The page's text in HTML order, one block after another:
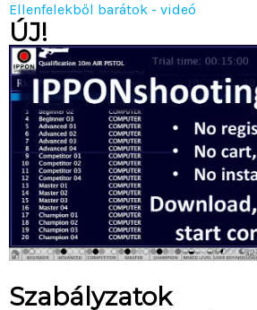
Ellenfelekből barátok - videó
ÚJ!
Szabályzatok